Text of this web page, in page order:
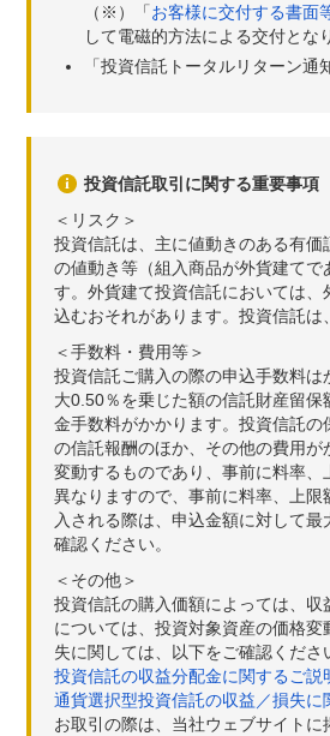
（※）「お客様に交付する書面
して電磁的方法による交付とな
「投資信託トータルリターン
投資信託取引に関する重要事項
＜リスク＞
投資信託は、主に値動きのある有
の値動き等（組入商品が外貨建て
す。外貨建て投資信託においては
込むおそれがあります。投資信託
＜手数料・費用等＞
投資信託ご購入の際の申込手数料
大0.50％を乗じた額の信託財産留
金手数料がかかります。投資信託
の信託報酬のほか、その他の費用
変動するものであり、事前に料率
異なりますので、事前に料率、上
入される際は、申込金額に対して
確認ください。
＜その他＞
投資信託の購入価額によっては、
については、投資対象資産の価格
失に関しては、以下をご確認くださ
投資信託の収益分配金に関するご説
通貨選択型投資信託の収益／損失に
お取引の際は、当社ウェブサイト